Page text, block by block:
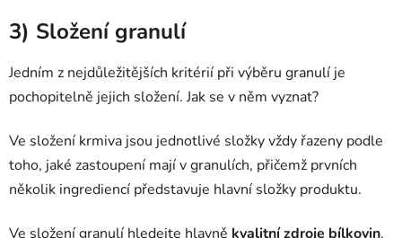
3) Složení granulí
Jedním z nejdůležitějších kritérií při výběru granulí je
pochopitelně jejich složení. Jak se v něm vyznat?
Ve složení krmiva jsou jednotlivé složky vždy řazeny podle
toho, jaké zastoupení mají v granulích, přičemž prvních
několik ingrediencí představuje hlavní složky produktu.
Ve složení granulí hledejte hlavně kvalitní zdroje bílkovin,